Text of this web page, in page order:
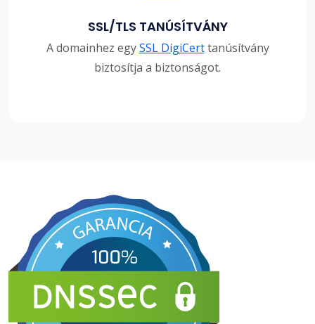
SSL/TLS TANÚSÍTVÁNY
A domainhez egySSL DigiCerttanúsítvány
biztosítja a biztonságot.